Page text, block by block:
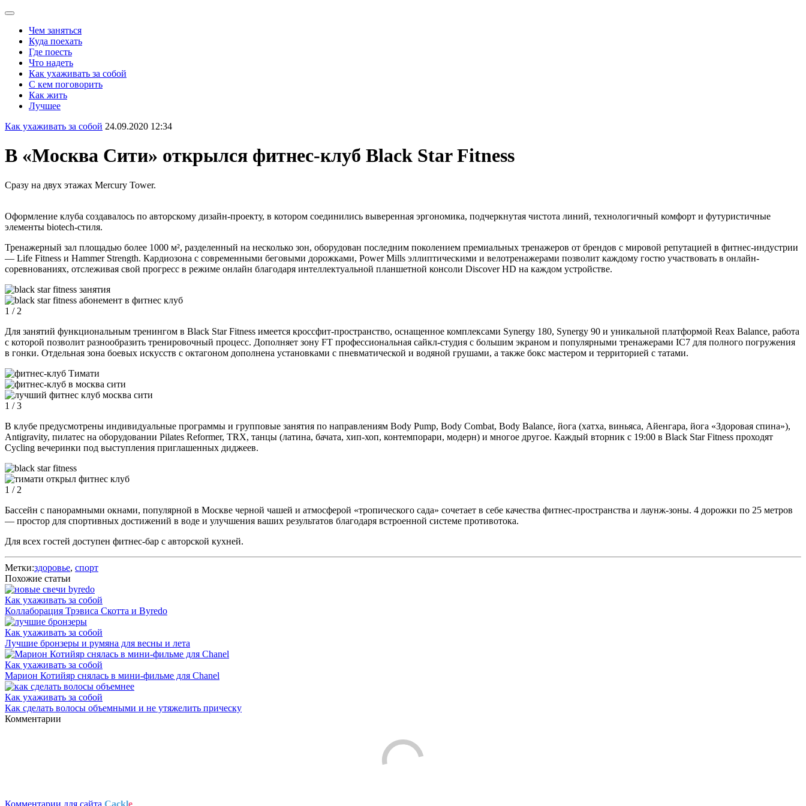
Чем заняться
Куда поехать
Где поесть
Что надеть
Как ухаживать за собой
С кем поговорить
Как жить
Лучшее
Как ухаживать за собой 24.09.2020 12:34
В «Москва Сити» открылся фитнес-клуб Black Star Fitness
Cразу на двух этажах Mercury Tower.
Оформление клуба создавалось по авторскому дизайн-проекту, в котором соединились выверенная эргономика, подчеркнутая чистота линий, технологичный комфорт и футуристичные
элементы biotech-стиля.
Тренажерный зал площадью более 1000 м², разделенный на несколько зон, оборудован последним поколением премиальных тренажеров от брендов с мировой репутацией в фитнес-индустрии
— Life Fitness и Hammer Strength. Кардиозона с современными беговыми дорожками, Power Mills эллиптическими и велотренажерами позволит каждому гостю участвовать в онлайн-
соревнованиях, отслеживая свой прогресс в режиме онлайн благодаря интеллектуальной планшетной консоли Discover HD на каждом устройстве.
1 / 2
Для занятий функциональным тренингом в Black Star Fitness имеется кроссфит-пространство, оснащенное комплексами Synergy 180, Synergy 90 и уникальной платформой Reax Balance, работа
с которой позволит разнообразить тренировочный процесс. Дополняет зону FT профессиональная сайкл-студия с большим экраном и популярными тренажерами IC7 для полного погружения
в гонки. Отдельная зона боевых искусств с октагоном дополнена установками с пневматической и водяной грушами, а также бокс мастером и территорией с татами.
1 / 3
В клубе предусмотрены индивидуальные программы и групповые занятия по направлениям Body Pump, Body Combat, Body Balance, йога (хатха, виньяса, Айенгара, йога «Здоровая спина»),
Antigravity, пилатес на оборудовании Pilates Reformer, TRX, танцы (латина, бачата, хип-хоп, контемпорари, модерн) и многое другое. Каждый вторник с 19:00 в Black Star Fitness проходят
Cycling вечеринки под выступления приглашенных диджеев.
1 / 2
Бассейн с панорамными окнами, популярной в Москве черной чашей и атмосферой «тропического сада» сочетает в себе качества фитнес-пространства и лаунж-зоны. 4 дорожки по 25 метров
— простор для спортивных достижений в воде и улучшения ваших результатов благодаря встроенной системе противотока.
Для всех гостей доступен фитнес-бар с авторской кухней.
Метки:здоровье, спорт
Похожие статьи
Как ухаживать за собой
Коллаборация Трэвиса Скотта и Byredo
Как ухаживать за собой
Лучшие бронзеры и румяна для весны и лета
Как ухаживать за собой
Марион Котийяр снялась в мини-фильме для Chanel
Как ухаживать за собой
Как сделать волосы объемными и не утяжелить прическу
Комментарии
Комментарии для сайта Cackle